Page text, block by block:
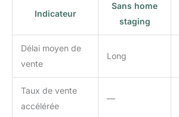
Indicateur
Sans home
staging
Délai moyen de
vente
Long
Taux de vente
accélérée
—